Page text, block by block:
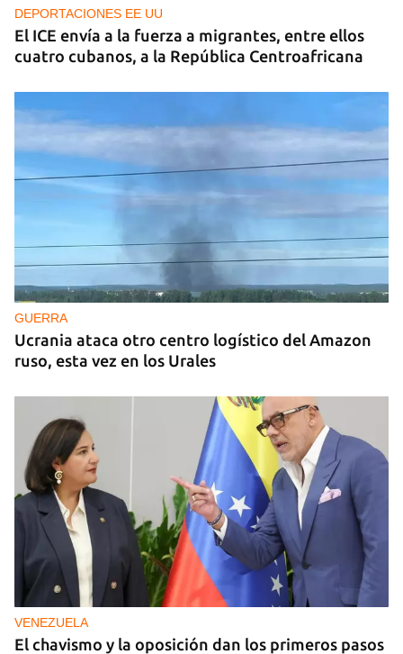
DEPORTACIONES EE UU
El ICE envía a la fuerza a migrantes, entre ellos
cuatro cubanos, a la República Centroafricana
GUERRA
Ucrania ataca otro centro logístico del Amazon
ruso, esta vez en los Urales
VENEZUELA
El chavismo y la oposición dan los primeros pasos